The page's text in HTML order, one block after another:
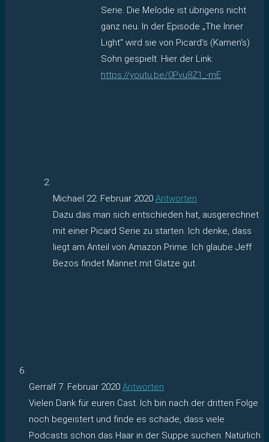
Serie. Die Melodie ist übrigens nicht
ganz neu. In der Episode „The Inner
Light“ wird sie von Picard‘s (Kamen‘s)
Sohn gespielt. Hier der Link:
https://youtu.be/0Pvu8Z1_-mE
Michael 22. Februar 2020 Antworten
Dazu das man sich entschieden hat, ausgerechnet
mit einer Picard Serie zu starten. Ich denke, dass
liegt am Anteil von Amazon Prime. Ich glaube Jeff
Bezos findet Männet mit Glatze gut.
Gerralf 7. Februar 2020 Antworten
Vielen Dank für euren Cast. Ich bin nach der dritten Folge
noch begeistert und finde es schade, dass viele
Podcasts schon das Haar in der Suppe suchen. Natürlich